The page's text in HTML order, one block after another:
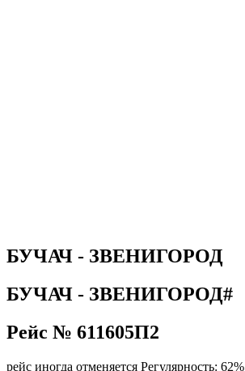
БУЧАЧ - ЗВЕНИГОРОД
БУЧАЧ - ЗВЕНИГОРОД#
Рейс № 611605П2
рейс иногда отменяется Регулярность: 62%